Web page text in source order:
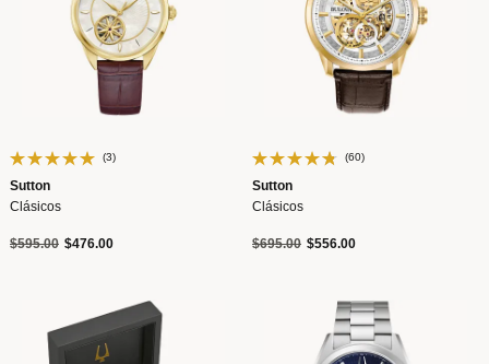
(3)
Sutton
Clásicos
Precio reducido de
$595.00a$476.00
(60)
Sutton
Clásicos
Precio reducido de
$695.00a$556.00